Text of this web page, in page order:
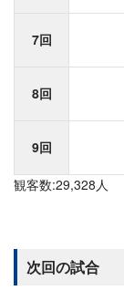
7回
8回
9回
観客数:29,328人
次回の試合